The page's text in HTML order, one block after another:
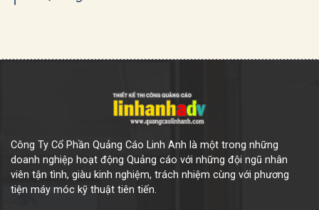
Công Ty Cổ Phần Quảng Cáo Linh Anh là một trong những
doanh nghiệp hoạt động Quảng cáo với những đội ngũ nhân
viên tận tình, giàu kinh nghiệm, trách nhiệm cùng với phương
tiện máy móc kỹ thuật tiên tiến.